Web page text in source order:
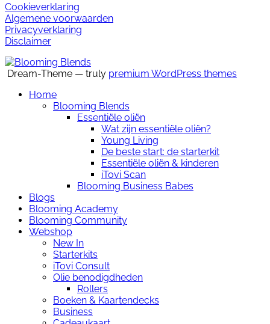
Cookieverklaring
Algemene voorwaarden
Privacyverklaring
Disclaimer
Dream-Theme — truly premium WordPress themes
Home
Blooming Blends
Essentiële oliën
Wat zijn essentiële oliën?
Young Living
De beste start: de starterkit
Essentiële oliën & kinderen
iTovi Scan
Blooming Business Babes
Blogs
Blooming Academy
Blooming Community
Webshop
New In
Starterkits
iTovi Consult
Olie benodigdheden
Rollers
Boeken & Kaartendecks
Business